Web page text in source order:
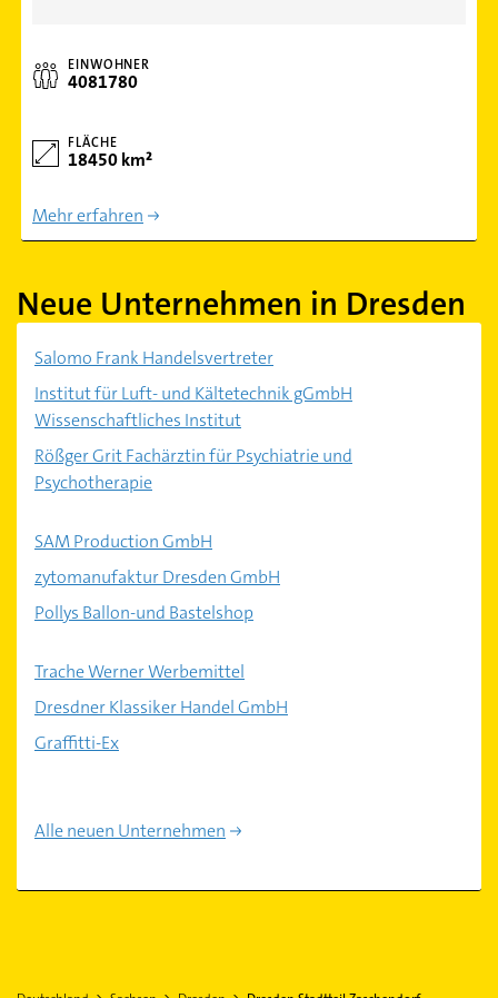
EINWOHNER
4081780
FLÄCHE
18450 km²
Mehr erfahren
Neue Unternehmen in Dresden
Salomo Frank Handelsvertreter
Institut für Luft- und Kältetechnik gGmbH
Wissenschaftliches Institut
Rößger Grit Fachärztin für Psychiatrie und
Psychotherapie
SAM Production GmbH
zytomanufaktur Dresden GmbH
Pollys Ballon-und Bastelshop
Trache Werner Werbemittel
Dresdner Klassiker Handel GmbH
Graffitti-Ex
Alle neuen Unternehmen